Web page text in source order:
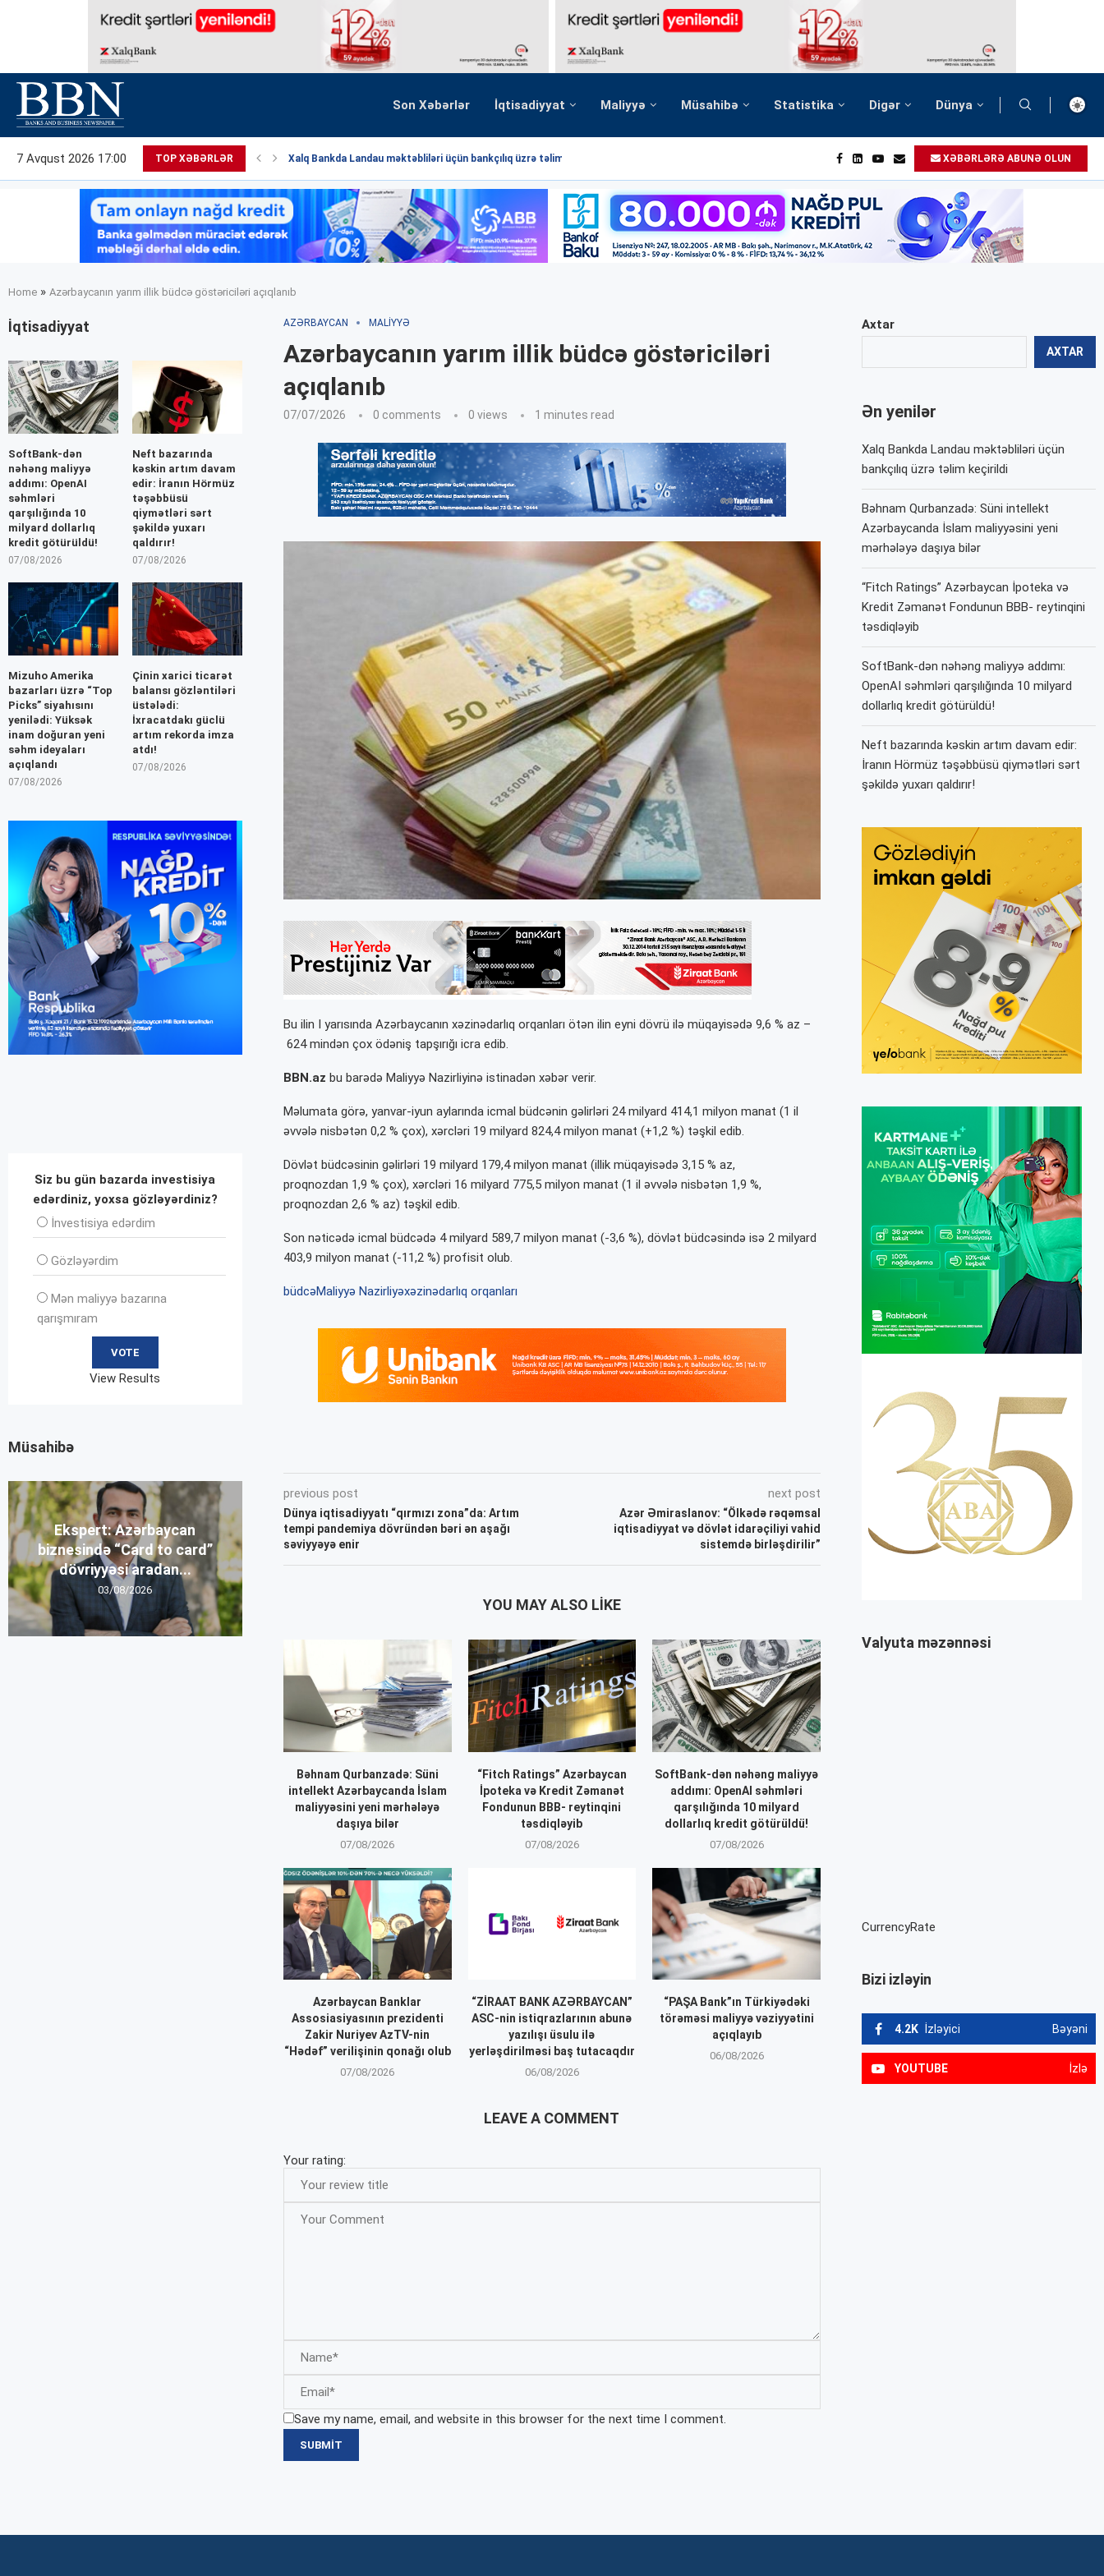
Son Xəbərlər İqtisadiyyat Maliyyə Müsahibə Statistika Digər Dünya
7 Avqust 2026 17:00 TOP XƏBƏRLƏR Xalq Bankda Landau məktəbliləri üçün bankçılıq üzrə təlim... XƏBƏRLƏRƏ ABUNƏ OLUN
Home » Azərbaycanın yarım illik büdcə göstəriciləri açıqlanıb
AZƏRBAYCAN MALIYYƏ
Azərbaycanın yarım illik büdcə göstəriciləri
açıqlanıb
07/07/2026 0 comments 0 views 1 minutes read
Bu ilin I yarısında Azərbaycanın xəzinədarlıq orqanları ötən ilin eyni dövrü ilə müqayisədə 9,6 % az –
624 mindən çox ödəniş tapşırığı icra edib.
BBN.az bu barədə Maliyyə Nazirliyinə istinadən xəbər verir.
Məlumata görə, yanvar-iyun aylarında icmal büdcənin gəlirləri 24 milyard 414,1 milyon manat (1 il
əvvələ nisbətən 0,2 % çox), xərcləri 19 milyard 824,4 milyon manat (+1,2 %) təşkil edib.
Dövlət büdcəsinin gəlirləri 19 milyard 179,4 milyon manat (illik müqayisədə 3,15 % az,
proqnozdan 1,9 % çox), xərcləri 16 milyard 775,5 milyon manat (1 il əvvələ nisbətən 1,9 %,
proqnozdan 2,6 % az) təşkil edib.
Son nəticədə icmal büdcədə 4 milyard 589,7 milyon manat (-3,6 %), dövlət büdcəsində isə 2 milyard
403,9 milyon manat (-11,2 %) profisit olub.
büdcəMaliyyə Nazirliyəxəzinədarlıq orqanları
previous post
Dünya iqtisadiyyatı “qırmızı zona”da: Artım
tempi pandemiya dövründən bəri ən aşağı
səviyyəyə enir
next post
Azər Əmiraslanov: “Ölkədə rəqəmsal
iqtisadiyyat və dövlət idarəçiliyi vahid
sistemdə birləşdirilir”
YOU MAY ALSO LIKE
Bəhnam Qurbanzadə: Süni
intellekt Azərbaycanda İslam
maliyyəsini yeni mərhələyə
daşıya bilər
07/08/2026
“Fitch Ratings” Azərbaycan
İpoteka və Kredit Zəmanət
Fondunun BBB- reytinqini
təsdiqləyib
07/08/2026
SoftBank-dən nəhəng maliyyə
addımı: OpenAI səhmləri
qarşılığında 10 milyard
dollarlıq kredit götürüldü!
07/08/2026
Azərbaycan Banklar
Assosiasiyasının prezidenti
Zakir Nuriyev AzTV-nin
“Hədəf” verilişinin qonağı olub
07/08/2026
“ZİRAAT BANK AZƏRBAYCAN”
ASC-nin istiqrazlarının abunə
yazılışı üsulu ilə
yerləşdirilməsi baş tutacaqdır
06/08/2026
“PAŞA Bank”ın Türkiyədəki
törəməsi maliyyə vəziyyətini
açıqlayıb
06/08/2026
LEAVE A COMMENT
Your rating:
Save my name, email, and website in this browser for the next time I comment.
Axtar
AXTAR
Ən yenilər
Xalq Bankda Landau məktəbliləri üçün
bankçılıq üzrə təlim keçirildi
Bəhnam Qurbanzadə: Süni intellekt
Azərbaycanda İslam maliyyəsini yeni
mərhələyə daşıya bilər
“Fitch Ratings” Azərbaycan İpoteka və
Kredit Zəmanət Fondunun BBB- reytinqini
təsdiqləyib
SoftBank-dən nəhəng maliyyə addımı:
OpenAI səhmləri qarşılığında 10 milyard
dollarlıq kredit götürüldü!
Neft bazarında kəskin artım davam edir:
İranın Hörmüz təşəbbüsü qiymətləri sərt
şəkildə yuxarı qaldırır!
Valyuta məzənnəsi
CurrencyRate
Bizi izləyin
4.2K İzləyici Bəyəni
YOUTUBE İzlə
İqtisadiyyat
SoftBank-dən
nəhəng maliyyə
addımı: OpenAI
səhmləri
qarşılığında 10
milyard dollarlıq
kredit götürüldü!
07/08/2026
Neft bazarında
kəskin artım davam
edir: İranın Hörmüz
təşəbbüsü
qiymətləri sərt
şəkildə yuxarı
qaldırır!
07/08/2026
Mizuho Amerika
bazarları üzrə “Top
Picks” siyahısını
yenilədi: Yüksək
inam doğuran yeni
səhm ideyaları
açıqlandı
07/08/2026
Çinin xarici ticarət
balansı gözləntiləri
üstələdi:
İxracatdakı güclü
artım rekorda imza
atdı!
07/08/2026
Siz bu gün bazarda investisiya
edərdiniz, yoxsa gözləyərdiniz?
İnvеstisiya edərdim
Gözləyərdim
Mən maliyyə bazarına
qarışmıram
View Results
Müsahibə
Ekspert: Azərbaycan
biznesində “Card to card”
dövriyyəsi aradan...
03/08/2026